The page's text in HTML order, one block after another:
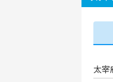
太宰